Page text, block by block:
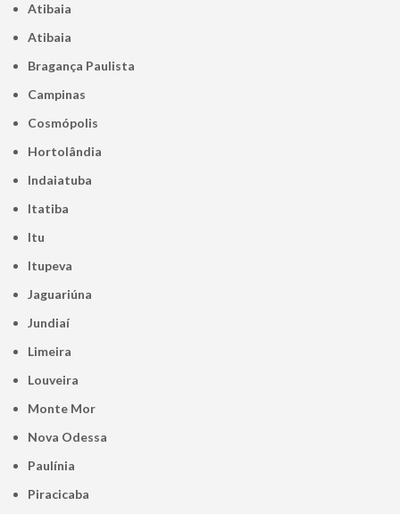
Atibaia
Atibaia
Bragança Paulista
Campinas
Cosmópolis
Hortolândia
Indaiatuba
Itatiba
Itu
Itupeva
Jaguariúna
Jundiaí
Limeira
Louveira
Monte Mor
Nova Odessa
Paulínia
Piracicaba